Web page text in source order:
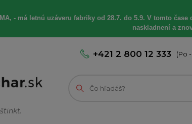
- má letnú uzáveru fabriky od 28.7. do 5.9. V tomto
naskladnení a
+421 2 800 12 333 (Po